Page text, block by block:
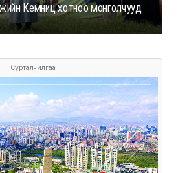
Кемниц хотноо монголчууд
Сурталчилгаа